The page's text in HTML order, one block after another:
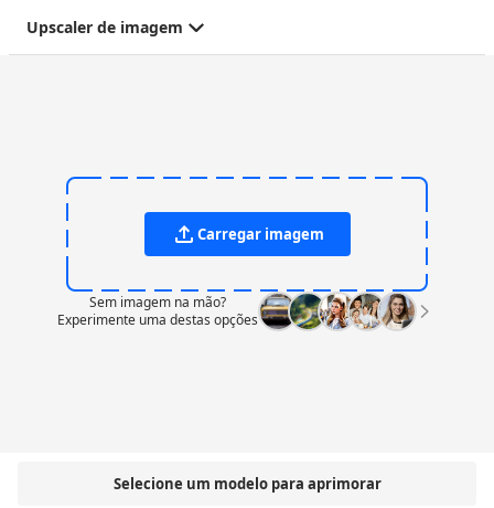
Upscaler de imagem
Selecione um modelo para aprimorar
Carregar imagem
Sem imagem na mão?
Experimente uma destas opções